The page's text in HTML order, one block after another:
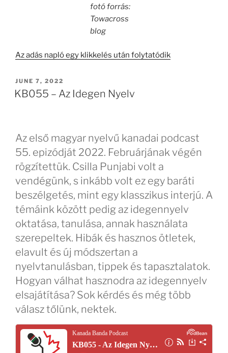
fotó forrás:
Towacross
blog
Az adás napló egy klikkelés után folytatódik
POSTED
ON
JUNE 7, 2022
KB055 – Az Idegen Nyelv
Az első magyar nyelvű kanadai podcast
55. epizódját 2022. Februárjának végén
rögzítettük. Csilla Punjabi volt a
vendégünk, s inkább volt ez egy baráti
beszélgetés, mint egy klasszikus interjú. A
témáink között pedig az idegennyelv
oktatása, tanulása, annak használata
szerepeltek. Hibák és hasznos ötletek,
elavult és új módszertan a
nyelvtanulásban, tippek és tapasztalatok.
Hogyan válhat hasznodra az idegennyelv
elsajátítása? Sok kérdés és még több
válasz tőlünk, nektek.